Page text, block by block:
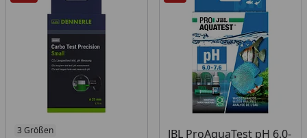
3 Größen
Produkt nicht lieferbar
JBL ProAquaTest pH 6.0-
Produkt nicht lieferbar